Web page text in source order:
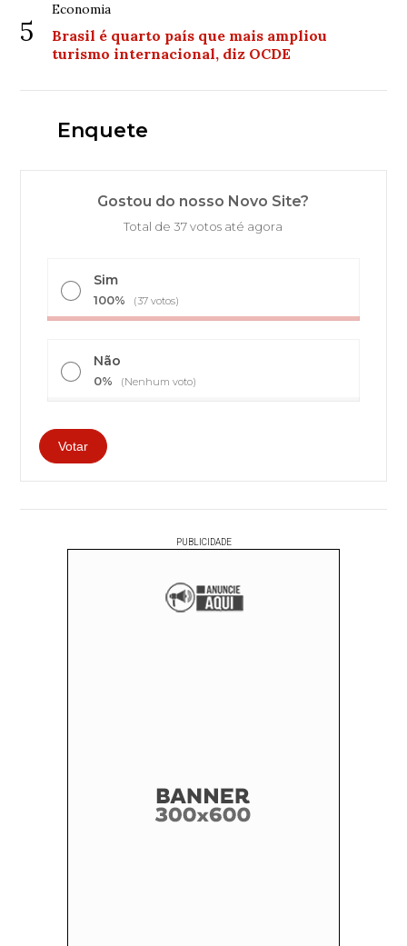
5
Economia
Brasil é quarto país que mais ampliou
turismo internacional, diz OCDE
Enquete
Gostou do nosso Novo Site?
Total de 37 votos até agora
Sim
100% (37 votos)
Não
0% (Nenhum voto)
PUBLICIDADE